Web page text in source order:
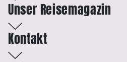
Unser Reisemagazin
Kontakt